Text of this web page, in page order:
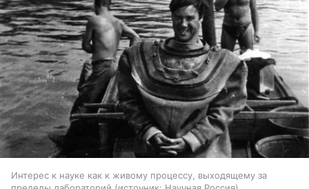
Интерес к науке как к живому процессу, выходящему за